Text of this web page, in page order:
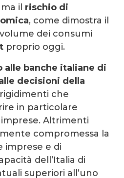
il rischio di
, come dimostra il
dei consumi
proprio oggi.
alle banche italiane di
decisioni della
che
in particolare
Altrimenti
compromessa la
imprese e di
dell’Italia di
superiori all’uno